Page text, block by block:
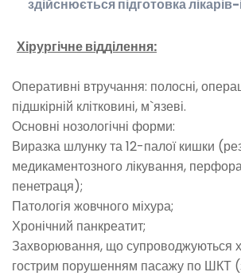
здійснюється підготовка лікарів-
Хірургічне відділення:
Оперативні втручання: полосні,
підшкірній клітковині, м`язеві.
Основні нозологічні форми:
Виразка шлунку та 12-палої кишки
медикаментозного лікування,
пенетраця);
Патологія жовчного міхура;
Хронічний панкреатит;
Захворювання, що супроводжуються
гострим порушенням пасажу по ШКТ